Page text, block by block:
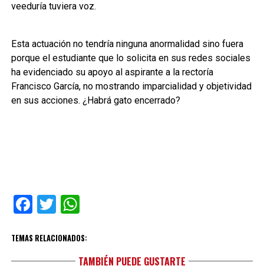
veeduría tuviera voz.
Esta actuación no tendría ninguna anormalidad sino fuera
porque el estudiante que lo solicita en sus redes sociales
ha evidenciado su apoyo al aspirante a la rectoría
Francisco García, no mostrando imparcialidad y objetividad
en sus acciones. ¿Habrá gato encerrado?
Facebook
TwitterWhatsApp
TEMAS RELACIONADOS:
TAMBIÉN PUEDE GUSTARTE